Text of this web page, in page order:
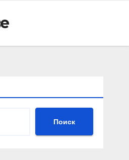
Поиск